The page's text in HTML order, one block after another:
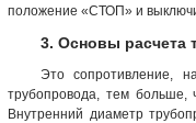
положение «СТОП» и
3. Основы расчета
Это сопротивление,
трубопровода, тем больше,
Внутренний диаметр